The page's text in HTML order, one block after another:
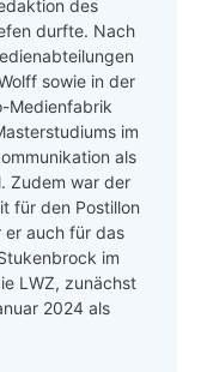
des
durfte. Nach
sowie in der
Medienfabrik
im
als
Zudem war der
für den Postillon
er auch für das
im
LWZ, zunächst
2024 als